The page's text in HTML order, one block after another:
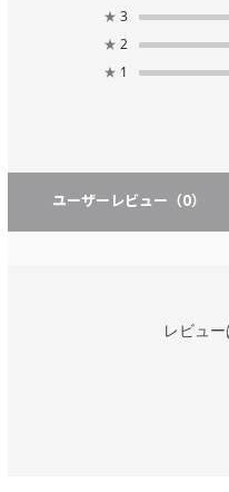
★ 3
★ 2
★ 1
ユーザーレビュー （0）
レビュー